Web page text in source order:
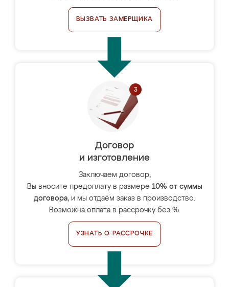
ВЫЗВАТЬ ЗАМЕРЩИКА
Договор
и изготовление
Заключаем договор,
Вы вносите предоплату в размере 10% от суммы
договора, и мы отдаём заказ в производство.
Возможна оплата в рассрочку без %.
УЗНАТЬ О РАССРОЧКЕ